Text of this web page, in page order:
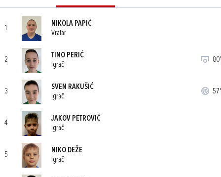
1
NIKOLA PAPIĆ
Vratar
2
TINO PERIĆ
Igrač
80'
3
SVEN RAKUŠIĆ
Igrač
57'
4
JAKOV PETROVIĆ
Igrač
5
NIKO DEŽE
Igrač